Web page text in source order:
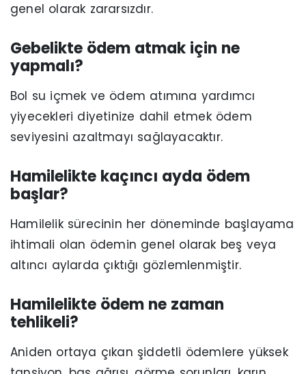
genel olarak zararsızdır.
Gebelikte ödem atmak için ne
yapmalı?
Bol su içmek ve ödem atımına yardımcı
yiyecekleri diyetinize dahil etmek ödem
seviyesini azaltmayı sağlayacaktır.
Hamilelikte kaçıncı ayda ödem
başlar?
Hamilelik sürecinin her döneminde başlayama
ihtimali olan ödemin genel olarak beş veya
altıncı aylarda çıktığı gözlemlenmiştir.
Hamilelikte ödem ne zaman
tehlikeli?
Aniden ortaya çıkan şiddetli ödemlere yüksek